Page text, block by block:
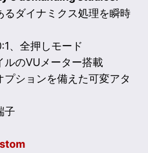
るダイナミクス処理を瞬時
、全押しモード
ルのVUメーター搭載
プションを備えた可変アタ
子